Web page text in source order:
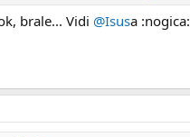
brale... Vidi @Isusa :nogica: